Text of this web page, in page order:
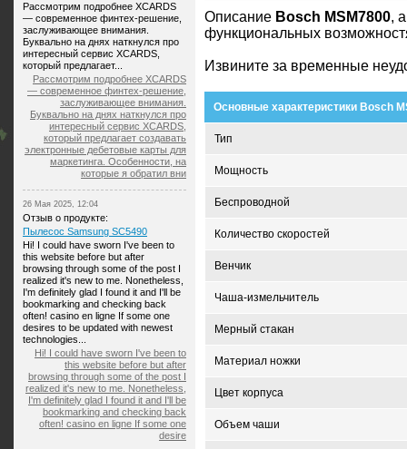
Описание Bosch MSM7800,
функциональных
Извините за временные
Основные характеристики Bosch
Тип
Мощность
Беспроводной
Количество скоростей
Венчик
Чаша-измельчитель
Мерный стакан
Материал ножки
Цвет корпуса
Объем чаши
Рассмотрим подробнее XCARDS
— современное финтех-решение,
заслуживающее внимания.
Буквально на днях наткнулся про
интересный сервис XCARDS,
который предлагает...
Рассмотрим подробнее XCARDS
— современное финтех-решение,
заслуживающее внимания.
Буквально на днях наткнулся про
интересный сервис XCARDS,
который предлагает создавать
электронные дебетовые карты для
маркетинга. Особенности, на
которые я обратил вни
26 Мая 2025, 12:04
Отзыв о продукте:
Пылесос Samsung SC5490
Hi! I could have sworn I've been to
this website before but after
browsing through some of the post I
realized it's new to me. Nonetheless,
I'm definitely glad I found it and I'll be
bookmarking and checking back
often! casino en ligne If some one
desires to be updated with newest
technologies...
Hi! I could have sworn I've been to
this website before but after
browsing through some of the post I
realized it's new to me. Nonetheless,
I'm definitely glad I found it and I'll be
bookmarking and checking back
often! casino en ligne If some one
desire